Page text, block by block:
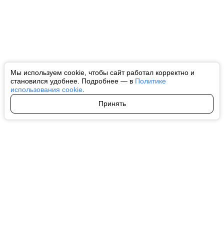
Мы используем cookie, чтобы сайт работал корректно и
становился удобнее. Подробнее — в Политике
использования cookie
Принять